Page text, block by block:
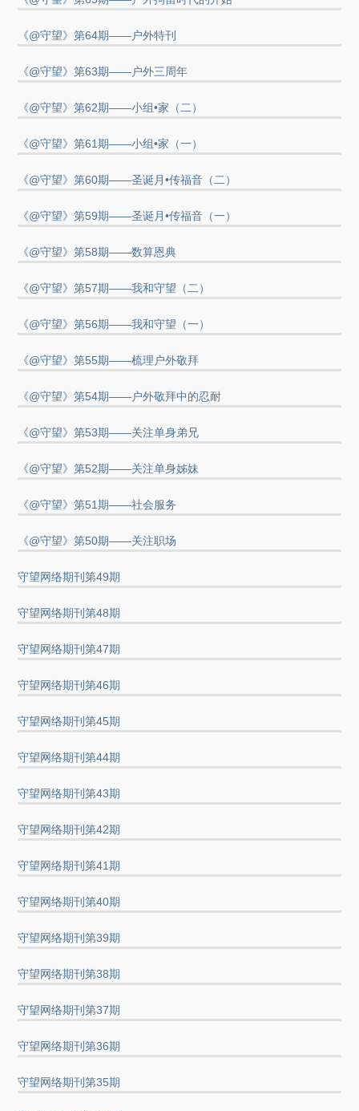
《@守望》第64期——户外特刊
《@守望》第63期——户外三周年
《@守望》第62期——小组•家（二）
《@守望》第61期——小组•家（一）
《@守望》第60期——圣诞月•传福音（二）
《@守望》第59期——圣诞月•传福音（一）
《@守望》第58期——数算恩典
《@守望》第57期——我和守望（二）
《@守望》第56期——我和守望（一）
《@守望》第55期——梳理户外敬拜
《@守望》第54期——户外敬拜中的忍耐
《@守望》第53期——关注单身弟兄
《@守望》第52期——关注单身姊妹
《@守望》第51期——社会服务
《@守望》第50期——关注职场
守望网络期刊第49期
守望网络期刊第48期
守望网络期刊第47期
守望网络期刊第46期
守望网络期刊第45期
守望网络期刊第44期
守望网络期刊第43期
守望网络期刊第42期
守望网络期刊第41期
守望网络期刊第40期
守望网络期刊第39期
守望网络期刊第38期
守望网络期刊第37期
守望网络期刊第36期
守望网络期刊第35期